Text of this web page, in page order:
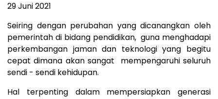
29 Juni 2021
Seiring dengan perubahan yang dicanangkan oleh
pemerintah di bidang pendidikan, guna menghadapi
perkembangan jaman dan teknologi yang begitu
cepat dimana akan sangat mempengaruhi seluruh
sendi - sendi kehidupan.
Hal terpenting dalam mempersiapkan generasi